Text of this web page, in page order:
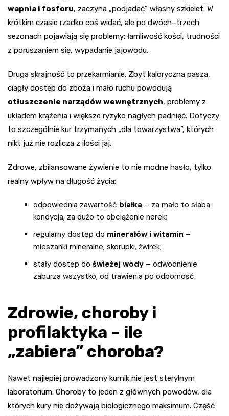
wapnia i fosforu, zaczyna „podjadać” własny szkielet. W
krótkim czasie rzadko coś widać, ale po dwóch–trzech
sezonach pojawiają się problemy: łamliwość kości, trudności
z poruszaniem się, wypadanie jajowodu.
Druga skrajność to przekarmianie. Zbyt kaloryczna pasza,
ciągły dostęp do zboża i mało ruchu powodują
otłuszczenie narządów wewnętrznych, problemy z
układem krążenia i większe ryzyko nagłych padnięć. Dotyczy
to szczególnie kur trzymanych „dla towarzystwa”, których
nikt już nie rozlicza z ilości jaj.
Zdrowe, zbilansowane żywienie to nie modne hasło, tylko
realny wpływ na długość życia:
odpowiednia zawartość białka – za mało to słaba
kondycja, za dużo to obciążenie nerek;
regularny dostęp do minerałów i witamin –
mieszanki mineralne, skorupki, żwirek;
stały dostęp do świeżej wody – odwodnienie
zaburza wszystko, od trawienia po odporność.
Zdrowie, choroby i
profilaktyka – ile
„zabiera” choroba?
Nawet najlepiej prowadzony kurnik nie jest sterylnym
laboratorium. Choroby to jeden z głównych powodów, dla
których kury nie dożywają biologicznego maksimum. Część